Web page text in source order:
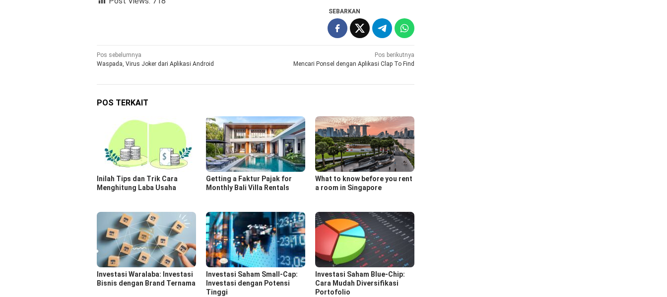
SEBARKAN
Navigasi
pos
Pos sebelumnya
Waspada, Virus Joker dari Aplikasi Android
Pos berikutnya
Mencari Ponsel dengan Aplikasi Clap To Find
POS TERKAIT
Inilah Tips dan Trik Cara
Menghitung Laba Usaha
Getting a Faktur Pajak for
Monthly Bali Villa Rentals
What to know before you rent
a room in Singapore
Investasi Waralaba: Investasi
Bisnis dengan Brand Ternama
Investasi Saham Small-Cap:
Investasi dengan Potensi
Tinggi
Investasi Saham Blue-Chip:
Cara Mudah Diversifikasi
Portofolio